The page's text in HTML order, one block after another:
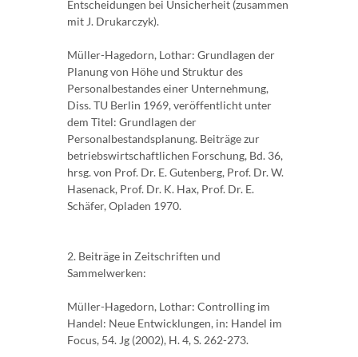
Entscheidungen bei Unsicherheit (zusammen
mit J. Drukarczyk).
Müller-Hagedorn, Lothar: Grundlagen der
Planung von Höhe und Struktur des
Personalbestandes einer Unternehmung,
Diss. TU Berlin 1969, veröffentlicht unter
dem Titel: Grundlagen der
Personalbestandsplanung. Beiträge zur
betriebswirtschaftlichen Forschung, Bd. 36,
hrsg. von Prof. Dr. E. Gutenberg, Prof. Dr. W.
Hasenack, Prof. Dr. K. Hax, Prof. Dr. E.
Schäfer, Opladen 1970.
2. Beiträge in Zeitschriften und
Sammelwerken:
Müller-Hagedorn, Lothar: Controlling im
Handel: Neue Entwicklungen, in: Handel im
Focus, 54. Jg (2002), H. 4, S. 262-273.